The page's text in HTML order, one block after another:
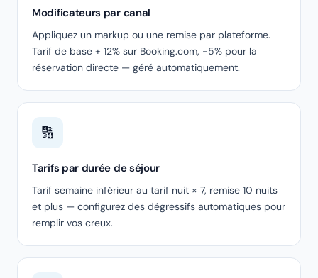
Modificateurs par canal
Appliquez un markup ou une remise par plateforme.
Tarif de base + 12% sur Booking.com, -5% pour la
réservation directe — géré automatiquement.
🔢
Tarifs par durée de séjour
Tarif semaine inférieur au tarif nuit × 7, remise 10 nuits
et plus — configurez des dégressifs automatiques pour
remplir vos creux.